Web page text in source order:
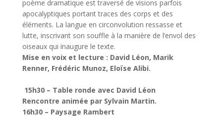
poème dramatique est traversé de visions parfois
apocalyptiques portant traces des corps et des
éléments. La langue en circonvolution ressasse et
lutte, inscrivant son souffle à la manière de l’envol des
oiseaux qui inaugure le texte.
Mise en voix et lecture : David Léon, Marik
Renner, Frédéric Munoz, Eloïse Alibi.
15h30 – Table ronde avec David Léon
Rencontre animée par Sylvain Martin.
16h30 – Paysage Rambert